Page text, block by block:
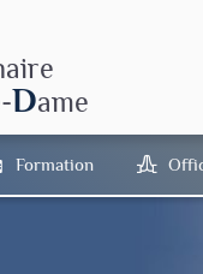
Dame
Formation